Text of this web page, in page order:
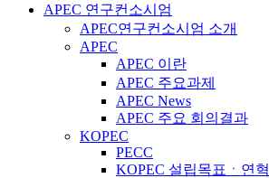
APEC 연구컨소시엄
APEC연구컨소시엄 소개
APEC
APEC 이란
APEC 주요과제
APEC News
APEC 주요 회의결과
KOPEC
PECC
KOPEC 설립목표ㆍ연혁